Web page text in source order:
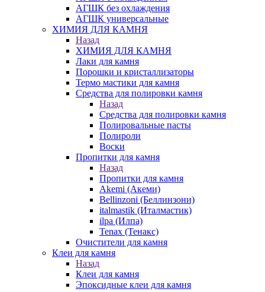
АГШК без охлаждения
АГШК универсальные
ХИМИЯ ДЛЯ КАМНЯ
Назад
ХИМИЯ ДЛЯ КАМНЯ
Лаки для камня
Порошки и кристаллизаторы
Термо мастики для камня
Средства для полировки камня
Назад
Средства для полировки камня
Полировальные пасты
Полироли
Воски
Пропитки для камня
Назад
Пропитки для камня
Akemi (Акеми)
Bellinzoni (Беллинзони)
italmastik (Италмастик)
ilpa (Илпа)
Tenax (Тенакс)
Очистители для камня
Клеи для камня
Назад
Клеи для камня
Эпоксидные клеи для камня